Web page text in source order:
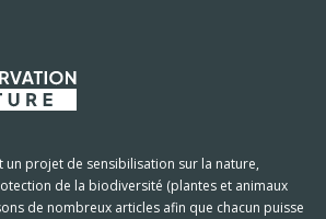
un projet de sensibilisation sur la nature,
de la biodiversité (plantes et animaux
de nombreux articles afin que chacun puisse